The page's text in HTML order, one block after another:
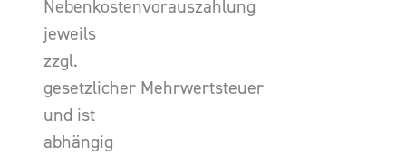
Nebenkostenvorauszahlung
jeweils
zzgl.
gesetzlicher Mehrwertsteuer
und ist
abhängig